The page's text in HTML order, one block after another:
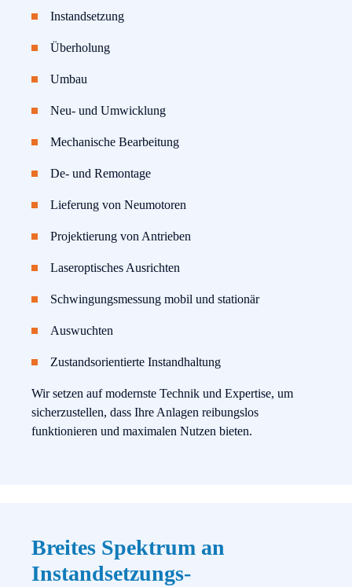
Instandsetzung
Überholung
Umbau
Neu- und Umwicklung
Mechanische Bearbeitung
De- und Remontage
Lieferung von Neumotoren
Projektierung von Antrieben
Laseroptisches Ausrichten
Schwingungsmessung mobil und stationär
Auswuchten
Zustandsorientierte Instandhaltung
Wir setzen auf modernste Technik und Expertise, um
sicherzustellen, dass Ihre Anlagen reibungslos
funktionieren und maximalen Nutzen bieten.
Breites Spektrum an
Instandsetzungs-